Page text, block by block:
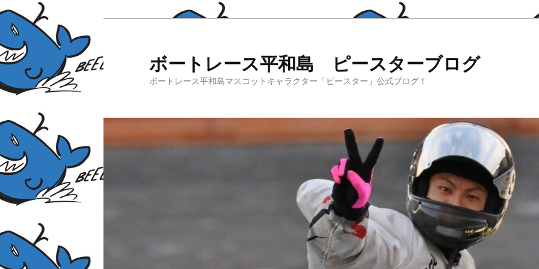
ボートレース平和島 ピースターブログ
ボートレース平和島マスコットキャラクター「ピースター」公式ブログ！